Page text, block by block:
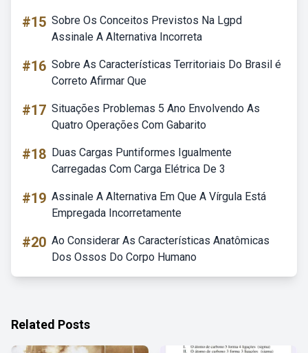
#15 Sobre Os Conceitos Previstos Na Lgpd
Assinale A Alternativa Incorreta
#16 Sobre As Características Territoriais Do Brasil é
Correto Afirmar Que
#17 Situações Problemas 5 Ano Envolvendo As
Quatro Operações Com Gabarito
#18 Duas Cargas Puntiformes Igualmente
Carregadas Com Carga Elétrica De 3
#19 Assinale A Alternativa Em Que A Vírgula Está
Empregada Incorretamente
#20 Ao Considerar As Características Anatômicas
Dos Ossos Do Corpo Humano
Related Posts